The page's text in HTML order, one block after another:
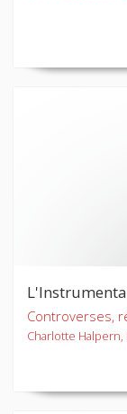
Controverses,
Charlotte